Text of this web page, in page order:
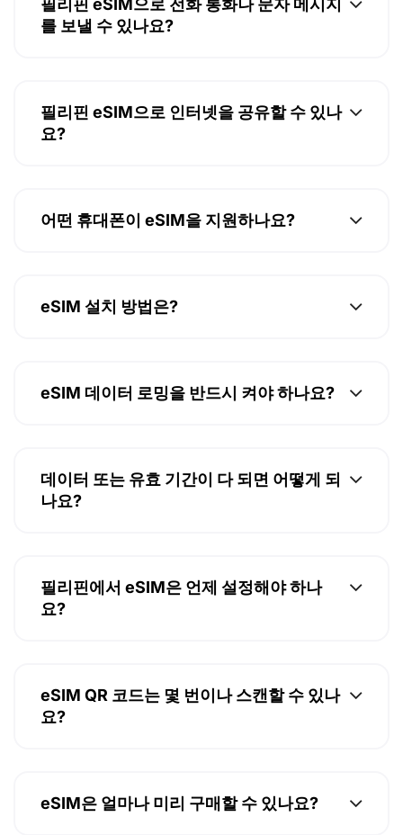
필리핀 eSIM으로 전화 통화나 문자 메시지
를 보낼 수 있나요?
필리핀 eSIM으로 인터넷을 공유할 수 있나
요?
어떤 휴대폰이 eSIM을 지원하나요?
eSIM 설치 방법은?
eSIM 데이터 로밍을 반드시 켜야 하나요?
데이터 또는 유효 기간이 다 되면 어떻게 되
나요?
필리핀에서 eSIM은 언제 설정해야 하나
요?
eSIM QR 코드는 몇 번이나 스캔할 수 있나
요?
eSIM은 얼마나 미리 구매할 수 있나요?